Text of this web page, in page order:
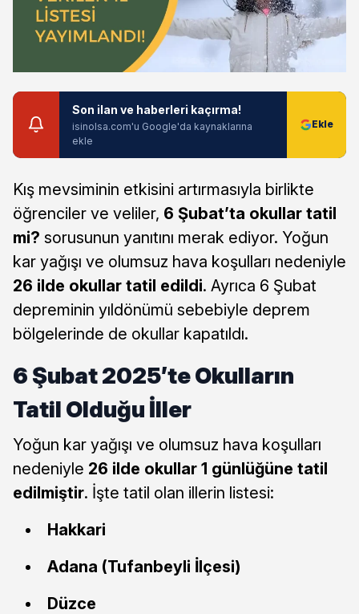
Son ilan ve haberleri kaçırma!
isinolsa.com'u Google'da kaynaklarına
ekle
Kış mevsiminin etkisini artırmasıyla birlikte
öğrenciler ve veliler, 6 Şubat’ta okullar tatil
mi? sorusunun yanıtını merak ediyor. Yoğun
kar yağışı ve olumsuz hava koşulları nedeniyle
26 ilde okullar tatil edildi. Ayrıca 6 Şubat
depreminin yıldönümü sebebiyle deprem
bölgelerinde de okullar kapatıldı.
6 Şubat 2025’te Okulların
Tatil Olduğu İller
Yoğun kar yağışı ve olumsuz hava koşulları
nedeniyle 26 ilde okullar 1 günlüğüne tatil
edilmiştir. İşte tatil olan illerin listesi:
Hakkari
Adana (Tufanbeyli İlçesi)
Düzce